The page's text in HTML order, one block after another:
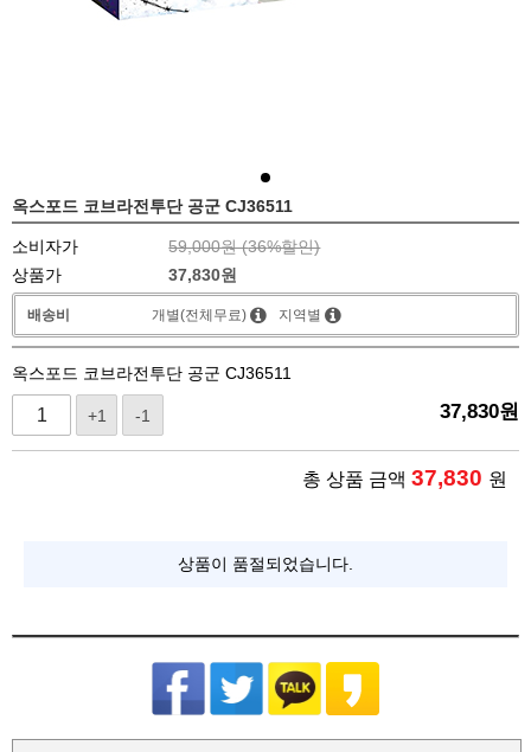
옥스포드 코브라전투단 공군 CJ36511
소비자가 59,000원 (36%할인)
상품가
37,830원
배송비 개별(전체무료) 지역별
옥스포드 코브라전투단 공군 CJ36511
+1 -1 37,830원
총 상품 금액 37,830 원
상품이 품절되었습니다.